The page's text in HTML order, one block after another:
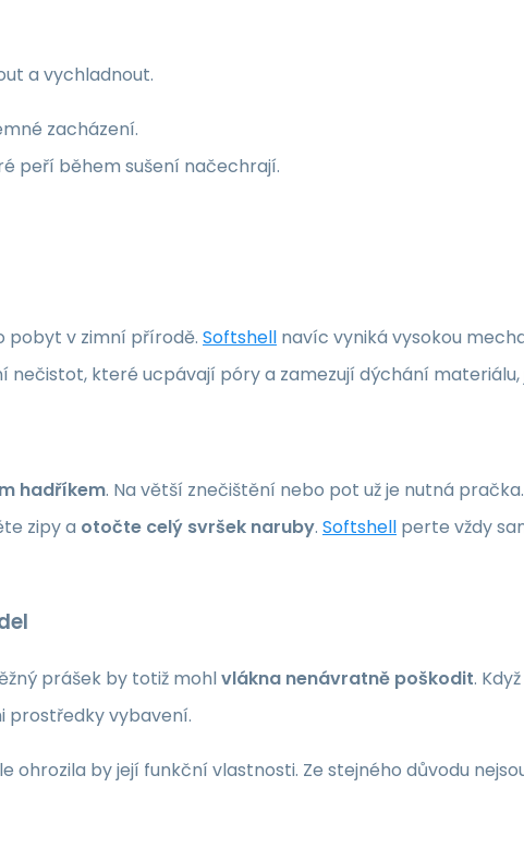
a vychladnout.
zacházení.
peří během sušení načechrají.
pobyt v zimní přírodě. Softshell navíc vyniká vysokou
nečistot, které ucpávají póry a zamezují dýchání
hadříkem. Na větší znečištění nebo pot už je nutná
zipy a otočte celý svršek naruby. Softshell perte vždy
prášek by totiž mohlvlákna nenávratně poškodit.
prostředky vybavení.
by její funkční vlastnosti. Ze stejného důvodu